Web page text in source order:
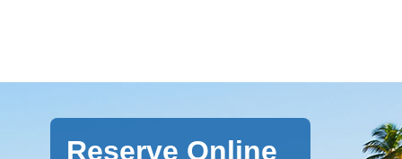
Reserve Online